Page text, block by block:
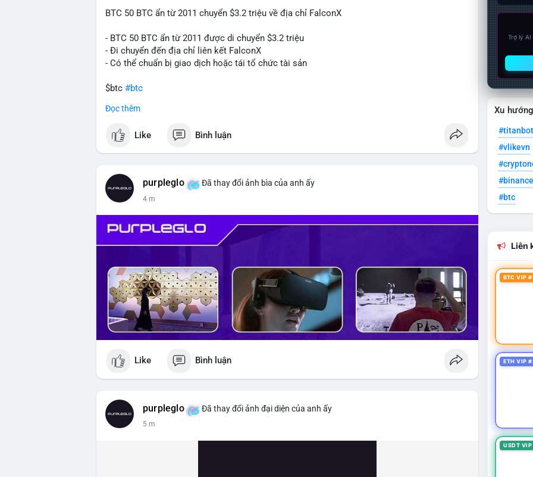
BTC 50 BTC ẩn từ 2011 chuyển $3.2 triệu về địa chỉ FalconX
- BTC 50 BTC ẩn từ 2011 được di chuyển $3.2 triệu
- Đi chuyển đến địa chỉ liên kết FalconX
- Có thể chuẩn bị giao dịch hoặc tái tổ chức tài sản
$btc #btc
#vlikevn
📰 Nguồn: CoinDesk
Đọc thêm
Like Bình luận
purpleglo Đã thay đổi ảnh bìa của anh ấy
4 m
Like Bình luận
purpleglo Đã thay đổi ảnh đại diện của anh ấy
5 m
Trợ lý
Xu
#titanbot
#vlikevn
#btc
Liên
BTC VIP
ETH VIP
USDT